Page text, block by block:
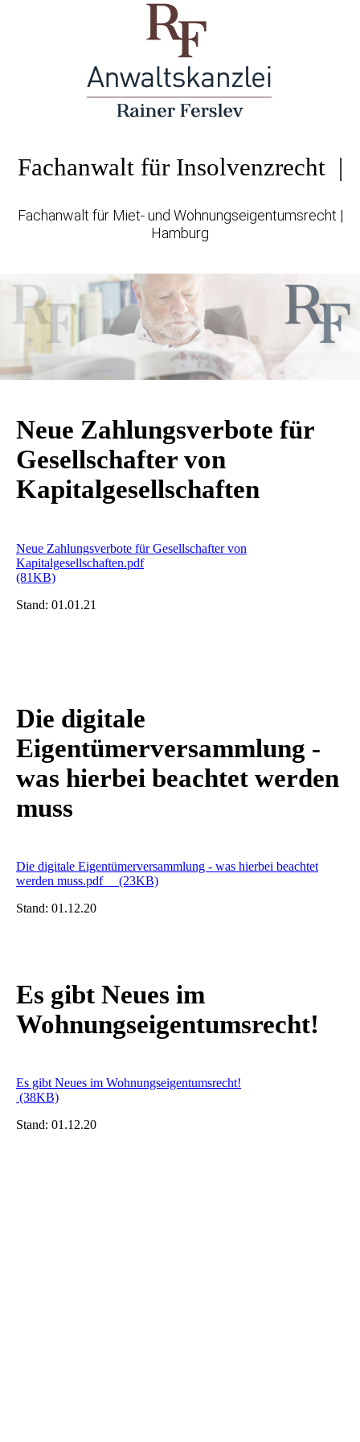
Fachanwalt für Insolvenzrecht |
Fachanwalt für Miet- und Wohnungseigentumsrecht |
Hamburg
Neue Zahlungsverbote für
Gesellschafter von
Kapitalgesellschaften
Neue Zahlungsverbote für Gesellschafter von
Kapitalgesellschaften.pdf
(81KB)
Stand: 01.01.21
Die digitale
Eigentümerversammlung -
was hierbei beachtet werden
muss
Die digitale Eigentümerversammlung - was hierbei beachtet
werden muss.pdf (23KB)
Stand: 01.12.20
Es gibt Neues im
Wohnungseigentumsrecht!
Es gibt Neues im Wohnungseigentumsrecht!
(38KB)
Stand: 01.12.20